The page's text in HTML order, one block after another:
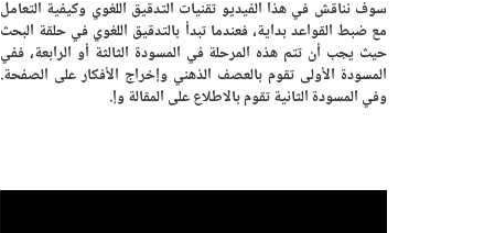
سوف نناقش في هذا الفيديو تقنيات التدقيق اللغوي وكيفية التعامل
مع ضبط القواعد بداية، فعندما تبدأ بالتدقيق اللغوي في حلقة البحث
حيث يجب أن تتم هذه المرحلة في المسودة الثالثة أو الرابعة، ففي
المسودة الأولى تقوم بالعصف الذهني وإخراج الأفكار على الصفحة.
وفي المسودة الثانية تقوم بالاطلاع على المقالة وإ.